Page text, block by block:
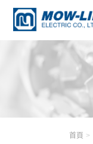
關於我們
公司簡介
產品介紹
本田引擎系列
首頁